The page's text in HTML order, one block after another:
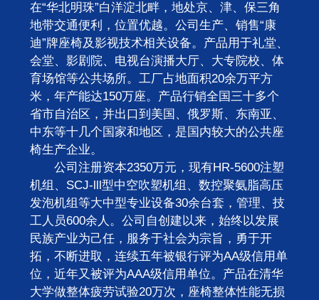
在“华北明珠”白洋淀北畔，地处京、津、保三角
地带交通便利，位置优越。公司生产、销售“康
迪”牌座椅及影视技术相关设备。产品用于礼堂、
会堂、影剧院、电视台演播大厅、大专院校、体
育场馆等公共场所。工厂占地面积20余万平方
米，年产能达150万座。产品行销全国三十多个
省市自治区，并出口到美国、俄罗斯、东南亚、
中东等十几个国家和地区，是国内较大的公共座
椅生产企业。
公司注册资本2350万元，现有HR-5600注塑
机组、SCJ-lll型中空吹塑机组、数控聚氨脂高压
发泡机组等大中型专业设备30余台套，管理、技
工人员600余人。公司自创建以来，始终以发展
民族产业为己任，服务于社会为宗旨，勇于开
拓，不断进取，连续五年被银行评为AA级信用单
位，近年又被评为AAA级信用单位。产品在清华
大学做整体疲劳试验20万次，座椅整体性能无损